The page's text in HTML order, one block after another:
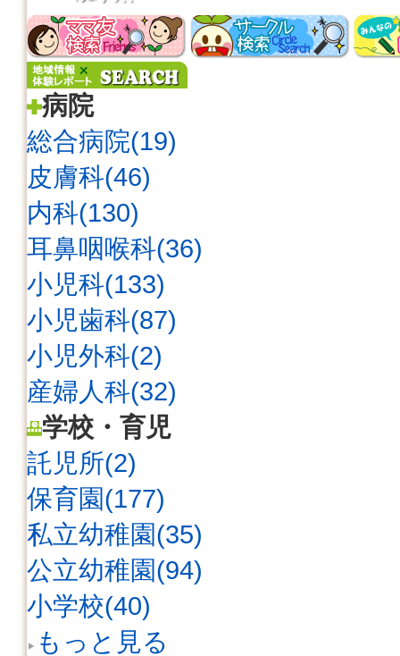
病院
総合病院(19)
皮膚科(46)
内科(130)
耳鼻咽喉科(36)
小児科(133)
小児歯科(87)
小児外科(2)
産婦人科(32)
学校・育児
託児所(2)
保育園(177)
私立幼稚園(35)
公立幼稚園(94)
小学校(40)
もっと見る